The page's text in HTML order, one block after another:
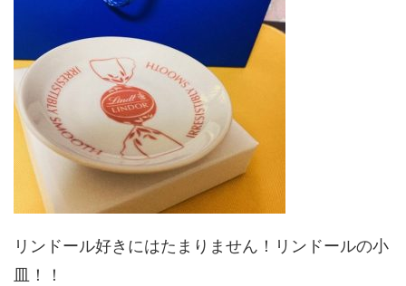
リンドール好きにはたまりません！リンドールの小
皿！！